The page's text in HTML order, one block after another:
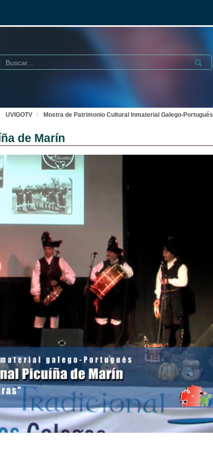
Submit
UVIGOTV Mostra de Patrimonio Cultural Inmaterial Galego-Portugués
de Marín